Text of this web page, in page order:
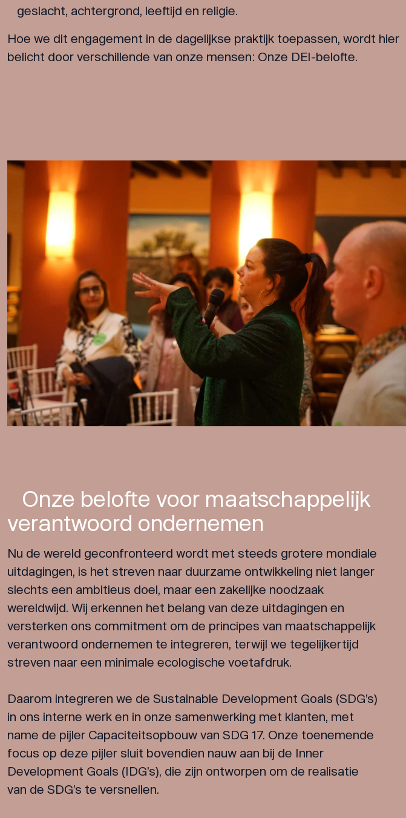
geslacht, achtergrond, leeftijd en religie.
Hoe we dit engagement in de dagelijkse praktijk toepassen, wordt hier
belicht door verschillende van onze mensen: Onze DEI-belofte.
Onze belofte voor maatschappelijk
verantwoord ondernemen
Nu de wereld geconfronteerd wordt met steeds grotere mondiale
uitdagingen, is het streven naar duurzame ontwikkeling niet langer
slechts een ambitieus doel, maar een zakelijke noodzaak
wereldwijd. Wij erkennen het belang van deze uitdagingen en
versterken ons commitment om de principes van maatschappelijk
verantwoord ondernemen te integreren, terwijl we tegelijkertijd
streven naar een minimale ecologische voetafdruk.
Daarom integreren we de Sustainable Development Goals (SDG’s)
in ons interne werk en in onze samenwerking met klanten, met
name de pijler Capaciteitsopbouw van SDG 17. Onze toenemende
focus op deze pijler sluit bovendien nauw aan bij de Inner
Development Goals (IDG’s), die zijn ontworpen om de realisatie
van de SDG’s te versnellen.